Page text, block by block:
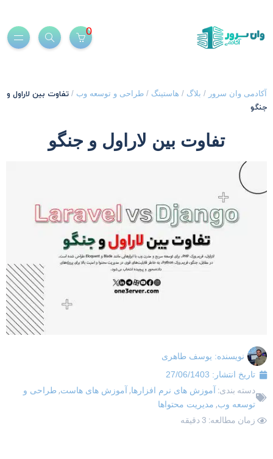
وان سرور / بلاگ/ هاستینگ/ طراحی و توسعه وب/ تفاوت بین لاراول و
تفاوت بین لاراول و جنگو
نویسنده:یوسف طاهری
تاریخ انتشار: 27/06/1403
دسته بندی:آموزش های نرم افزارها ,آموزش های هاست,طراحی و
توسعه وب,مدیریت محتواها
زمان مطالعه: 3 دقیقه